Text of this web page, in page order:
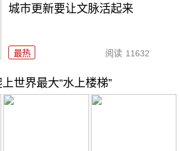
城市更新要让文脉活起来
最热 阅读 11632
世界最大“水上楼梯”